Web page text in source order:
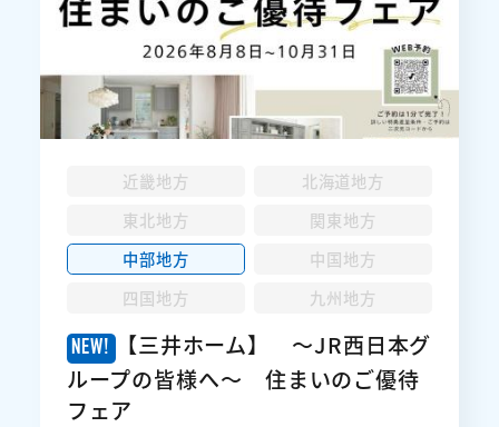
近畿地方
北海道地方
東北地方
関東地方
中部地方
中国地方
四国地方
九州地方
【三井ホーム】 ～JR西日本グ
ループの皆様へ～ 住まいのご優待
フェア